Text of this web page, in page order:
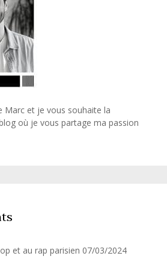
Marc et je vous souhaite la
où je vous partage ma passion
et au rap parisien 07/03/2024